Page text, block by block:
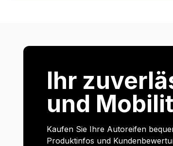
Ihr
und
Kaufen Sie Ihre Autoreifen
Produktinfos und